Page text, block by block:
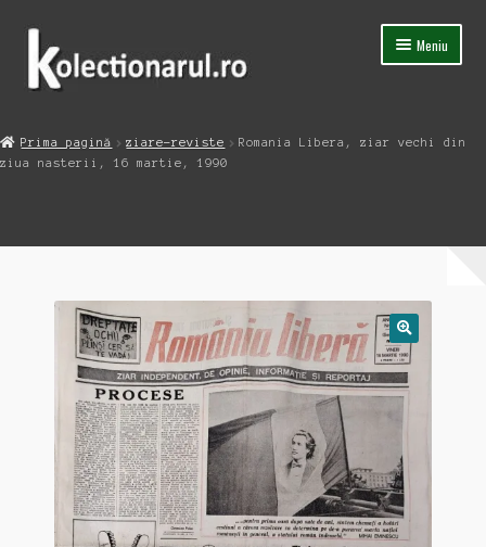
Sari
navigare
Sari
conținut
Meniu
Magazin
Contact
Prima pagină ziare-reviste
Romania Libera, ziar vechi din
ziua nasterii, 16 martie, 1990